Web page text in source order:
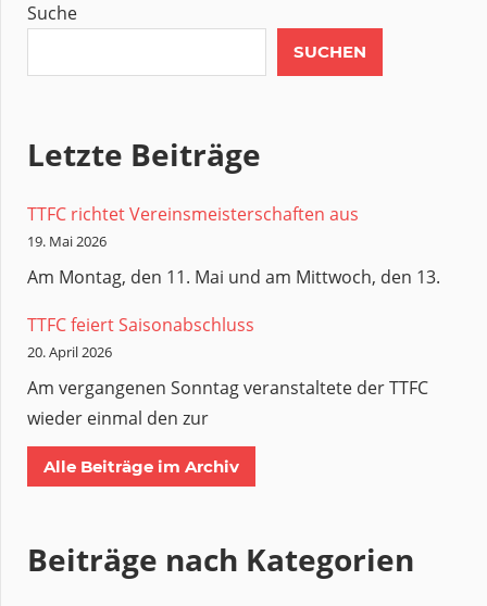
Suche
SUCHEN
Letzte Beiträge
TTFC richtet Vereinsmeisterschaften aus
19. Mai 2026
Am Montag, den 11. Mai und am Mittwoch, den 13.
TTFC feiert Saisonabschluss
20. April 2026
Am vergangenen Sonntag veranstaltete der TTFC
wieder einmal den zur
Alle Beiträge im Archiv
Beiträge nach Kategorien